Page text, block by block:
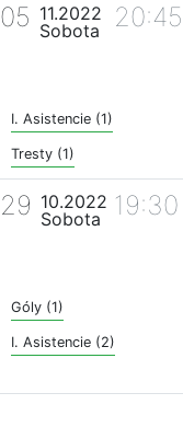
05 11.2022
Sobota
20:45
I. Asistencie (1)
Tresty (1)
29 10.2022
Sobota
19:30
Góly (1)
I. Asistencie (2)